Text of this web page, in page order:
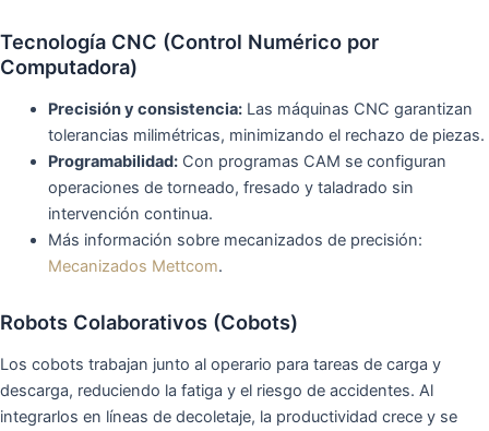
Tecnología CNC (Control Numérico por
Computadora)
Precisión y consistencia:Las máquinas CNC garantizan
tolerancias milimétricas, minimizando el rechazo de piezas.
Programabilidad:Con programas CAM se configuran
operaciones de torneado, fresado y taladrado sin
intervención continua.
Más información sobre mecanizados de precisión:
Mecanizados Mettcom.
Robots Colaborativos (Cobots)
Los cobots trabajan junto al operario para tareas de carga y
descarga, reduciendo la fatiga y el riesgo de accidentes. Al
integrarlos en líneas de decoletaje, la productividad crece y se